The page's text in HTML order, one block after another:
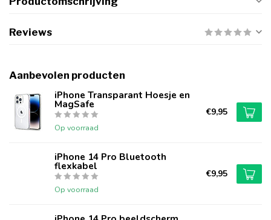
Reviews
Aanbevolen producten
iPhone Transparant Hoesje en
MagSafe
Op voorraad
€9,95
iPhone 14 Pro Bluetooth
flexkabel
Op voorraad
€9,95